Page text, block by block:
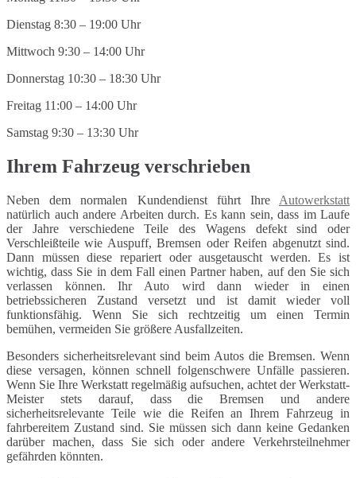
Dienstag 8:30 – 19:00 Uhr
Mittwoch 9:30 – 14:00 Uhr
Donnerstag 10:30 – 18:30 Uhr
Freitag 11:00 – 14:00 Uhr
Samstag 9:30 – 13:30 Uhr
Ihrem Fahrzeug verschrieben
Neben dem normalen Kundendienst führt Ihre Autowerkstatt
natürlich auch andere Arbeiten durch. Es kann sein, dass im Laufe
der Jahre verschiedene Teile des Wagens defekt sind oder
Verschleißteile wie Auspuff, Bremsen oder Reifen abgenutzt sind.
Dann müssen diese repariert oder ausgetauscht werden. Es ist
wichtig, dass Sie in dem Fall einen Partner haben, auf den Sie sich
verlassen können. Ihr Auto wird dann wieder in einen
betriebssicheren Zustand versetzt und ist damit wieder voll
funktionsfähig. Wenn Sie sich rechtzeitig um einen Termin
bemühen, vermeiden Sie größere Ausfallzeiten.
Besonders sicherheitsrelevant sind beim Autos die Bremsen. Wenn
diese versagen, können schnell folgenschwere Unfälle passieren.
Wenn Sie Ihre Werkstatt regelmäßig aufsuchen, achtet der Werkstatt-
Meister stets darauf, dass die Bremsen und andere
sicherheitsrelevante Teile wie die Reifen an Ihrem Fahrzeug in
fahrbereitem Zustand sind. Sie müssen sich dann keine Gedanken
darüber machen, dass Sie sich oder andere Verkehrsteilnehmer
gefährden könnten.